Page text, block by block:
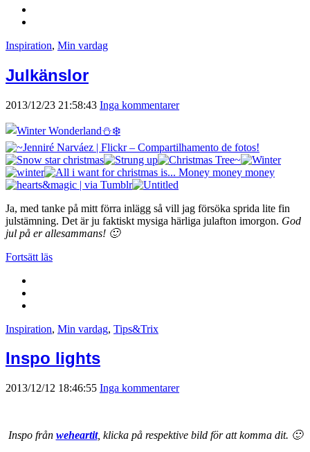
Inspiration, Min vardag
Julkänslor
2013/12/23 21:58:43 Inga kommentarer
Ja, med tanke på mitt förra inlägg så vill jag försöka sprida lite fin
julstämning. Det är ju faktiskt mysiga härliga julafton imorgon. God
jul på er allesammans! 🙂
Fortsätt läs
Inspiration, Min vardag, Tips&Trix
Inspo lights
2013/12/12 18:46:55 Inga kommentarer
Inspo från weheartit, klicka på respektive bild för att komma dit. 🙂